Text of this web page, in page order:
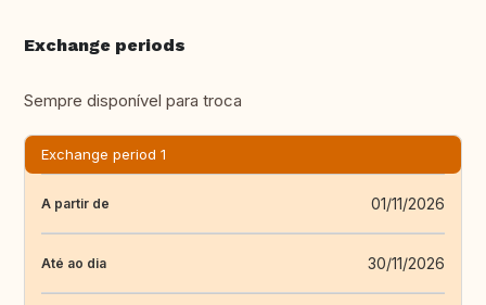
Exchange periods
Sempre disponível para troca
Exchange period 1
A partir de 01/11/2026
Até ao dia 30/11/2026